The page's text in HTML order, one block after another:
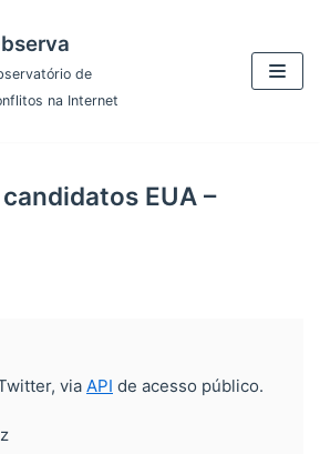
de
na Internet
EUA –
via API de acesso público.